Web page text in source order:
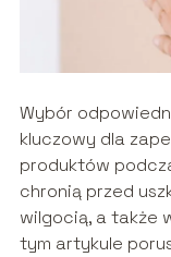
Wybór
kluczowy dla
produktów
chronią przed
wilgocią, a także
tym artykule